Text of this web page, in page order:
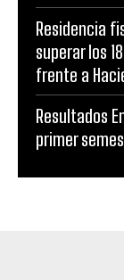
Residencia
superar los
frente a
Resultados
primer